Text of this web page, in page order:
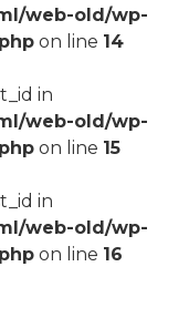
web-old/wp-
on line 14
in
web-old/wp-
on line 15
in
web-old/wp-
on line 16